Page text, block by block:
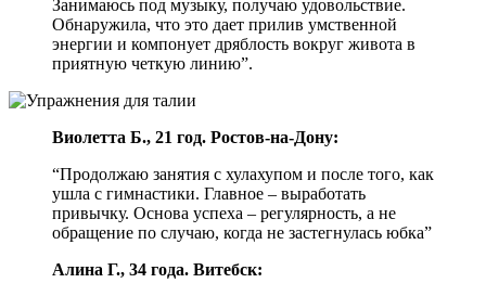
Занимаюсь под музыку, получаю удовольствие.
Обнаружила, что это дает прилив умственной
энергии и компонует дряблость вокруг живота в
приятную четкую линию”.
Виолетта Б., 21 год. Ростов-на-Дону:
“Продолжаю занятия с хулахупом и после того, как
ушла с гимнастики. Главное – выработать
привычку. Основа успеха – регулярность, а не
обращение по случаю, когда не застегнулась юбка”
Алина Г., 34 года. Витебск: